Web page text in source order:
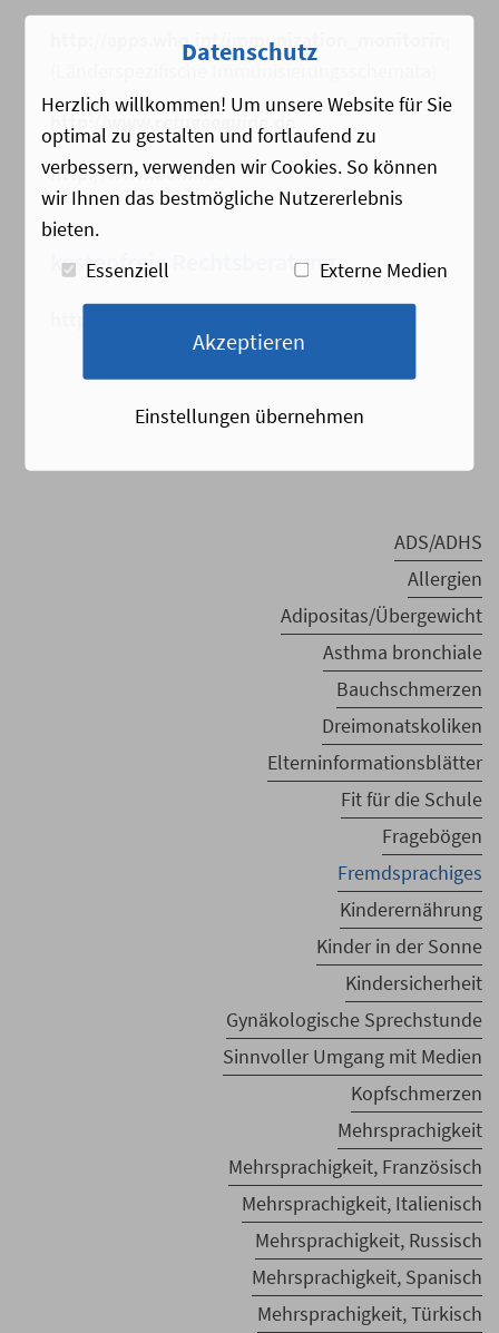
http://apps.who.int/immunization_monitoring/
http://www.refugeeguide.de
http://www.bamf.de
kostenfreie Rechtsberatung
ADS/ADHS
Allergien
Adipositas/Übergewicht
Asthma bronchiale
Bauchschmerzen
Dreimonatskoliken
Elterninformationsblätter
Fit für die Schule
Fragebögen
Fremdsprachiges
Kinderernährung
Kinder in der Sonne
Kindersicherheit
Gynäkologische Sprechstunde
Sinnvoller Umgang mit Medien
Kopfschmerzen
Mehrsprachigkeit
Mehrsprachigkeit, Französisch
Mehrsprachigkeit, Italienisch
Mehrsprachigkeit, Russisch
Mehrsprachigkeit, Spanisch
Mehrsprachigkeit, Türkisch
Datenschutz
Herzlich willkommen! Um unsere Website für Sie
optimal zu gestalten und fortlaufend zu
verbessern, verwenden wir Cookies. So können
wir Ihnen das bestmögliche Nutzererlebnis
bieten.
Essenziell
Externe Medien
Akzeptieren
Einstellungen übernehmen